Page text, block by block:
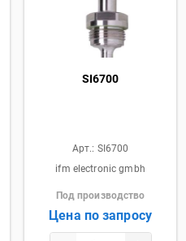
SI6700
Арт.: SI6700
ifm electronic gmbh
Под производство
Цена по запросу